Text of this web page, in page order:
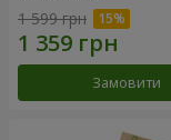
1 599 грн
Замовити